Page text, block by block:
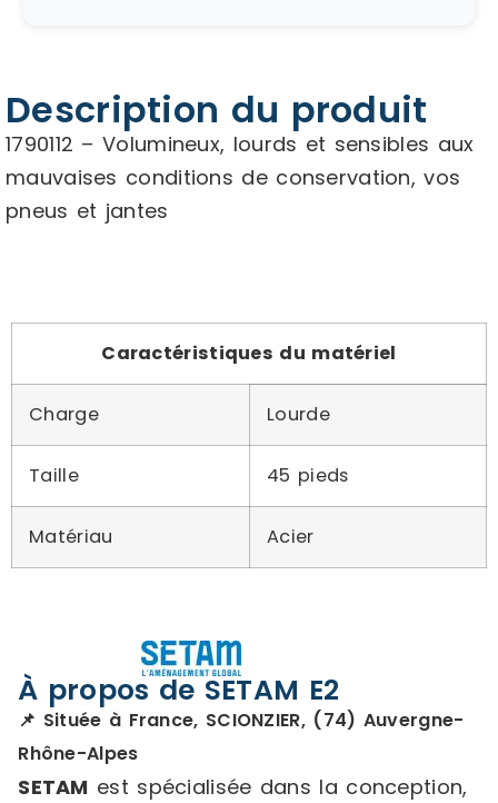
Description du produit
1790112 – Volumineux, lourds et sensibles aux
mauvaises conditions de conservation, vos
pneus et jantes
Caractéristiques du matériel
Charge Lourde
Taille 45 pieds
Matériau Acier
À propos de SETAM E2
📌 Située à France, SCIONZIER, (74) Auvergne-
Rhône-Alpes
SETAM est spécialisée dans la conception,